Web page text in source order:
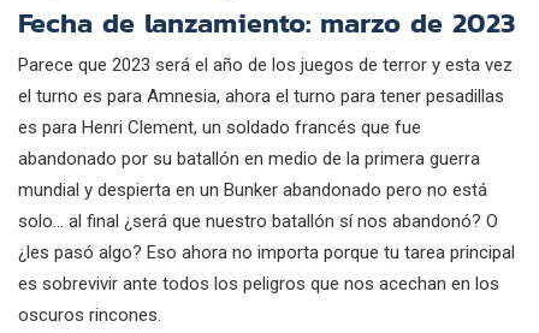
Fecha de lanzamiento: marzo de 2023
Parece que 2023 será el año de los juegos de terror y esta vez
el turno es para Amnesia, ahora el turno para tener pesadillas
es para Henri Clement, un soldado francés que fue
abandonado por su batallón en medio de la primera guerra
mundial y despierta en un Bunker abandonado pero no está
solo… al final ¿será que nuestro batallón sí nos abandonó? O
¿les pasó algo? Eso ahora no importa porque tu tarea principal
es sobrevivir ante todos los peligros que nos acechan en los
oscuros rincones.